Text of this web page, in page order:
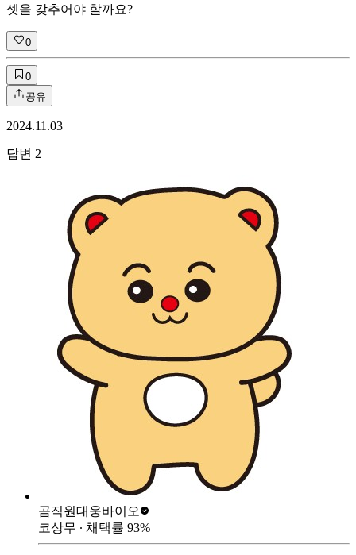
셋을 갖추어야 할까요?
0
0
공유
2024.11.03
답변 2
곰직원대웅바이오
코상무 ∙ 채택률 93%